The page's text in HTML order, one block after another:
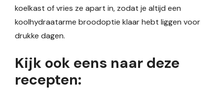
koelkast of vries ze apart in, zodat je altijd een
koolhydraatarme broodoptie klaar hebt liggen voor
drukke dagen.
Kijk ook eens naar deze
recepten: